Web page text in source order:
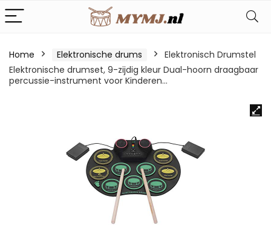
Home Elektronische drums
Elektronisch Drumstel
Elektronische drumset, 9-zijdig kleur Dual-hoorn draagbaar
percussie-instrument voor Kinderen…